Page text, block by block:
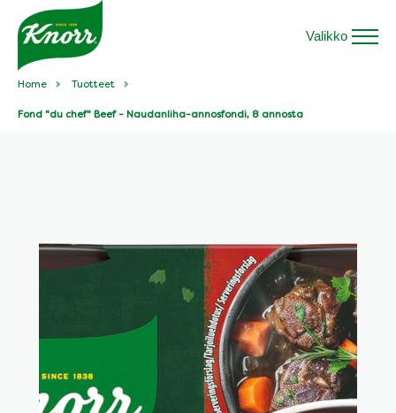
Valikko
Home Tuotteet
Fond "du chef" Beef - Naudanliha-annosfondi, 8 annosta